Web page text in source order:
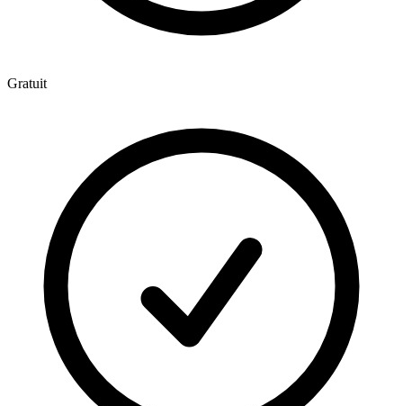
Gratuit